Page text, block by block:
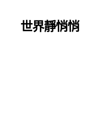
世界靜悄悄